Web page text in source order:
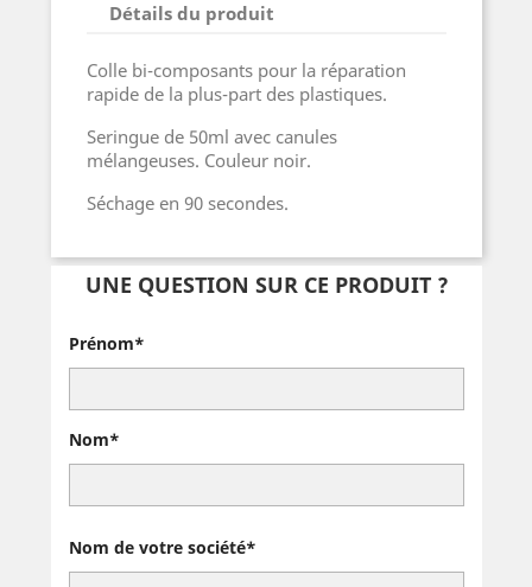
Détails du produit
Colle bi-composants pour la réparation
rapide de la plus-part des plastiques.
Seringue de 50ml avec canules
mélangeuses. Couleur noir.
Séchage en 90 secondes.
UNE QUESTION SUR CE PRODUIT ?
Prénom*
Nom*
Nom de votre société*